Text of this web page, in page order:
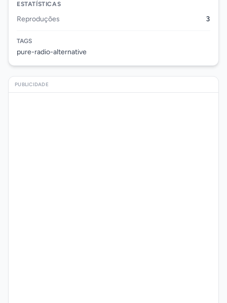
ESTATÍSTICAS
Reproduções 3
TAGS
pure-radio-alternative
PUBLICIDADE